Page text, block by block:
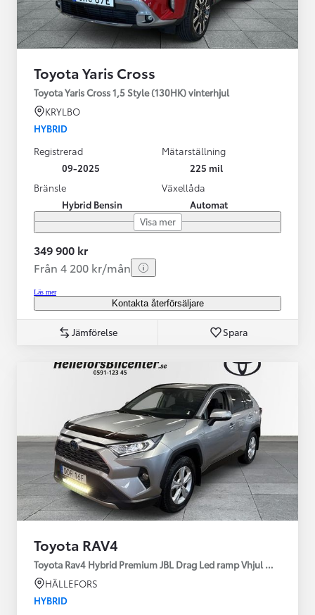
Toyota Yaris Cross
Toyota Yaris Cross 1,5 Style (130HK) vinterhjul
KRYLBO
HYBRID
Registrerad
09-2025
Mätarställning
225 mil
Bränsle
Hybrid Bensin
Växellåda
Automat
Visa mer
349 900 kr
Från 4 200 kr/mån
Läs mer
Kontakta återförsäljare
Jämförelse Spara
Toyota RAV4
Toyota Rav4 Hybrid Premium JBL Drag Led ramp Vhjul motorv
HÄLLEFORS
HYBRID